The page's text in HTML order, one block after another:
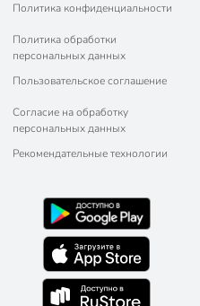
Политика конфиденциальности
Политика обработки
персональных данных
Пользовательское соглашение
Согласие на обработку
персональных данных
Рекомендательные технологии